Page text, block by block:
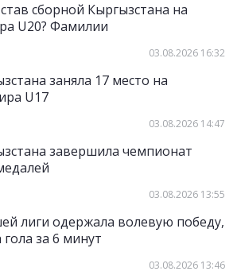
сборной Кыргызстана на
U20? Фамилии
03.08.2026 16:32
заняла 17 место на
U17
03.08.2026 14:47
завершила чемпионат
03.08.2026 13:55
лиги одержала волевую победу,
за 6 минут
03.08.2026 13:46